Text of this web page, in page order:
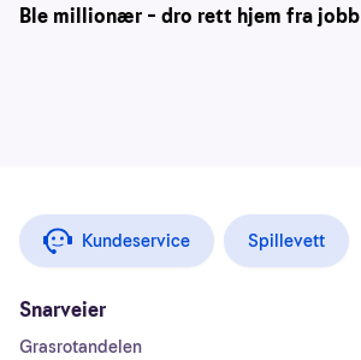
Ble millionær – dro rett hjem fra jobb
Kundeservice Spillevett
Snarveier
Grasrotandelen